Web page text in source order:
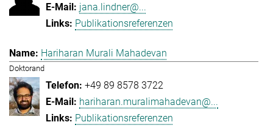
jana.lindner@...
Publikationsreferenzen
Hariharan Murali Mahadevan
Doktorand
+49 89 8578 3722
hariharan.muralimahadevan@...
Publikationsreferenzen